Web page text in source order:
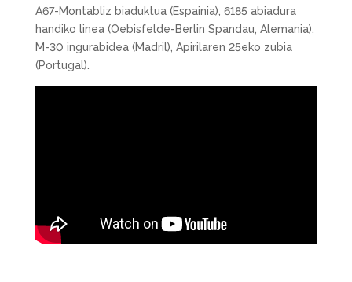
A67-Montabliz biaduktua (Espainia), 6185 abiadura
handiko linea (Oebisfelde-Berlin Spandau, Alemania),
M-30 ingurabidea (Madril), Apirilaren 25eko zubia
(Portugal).